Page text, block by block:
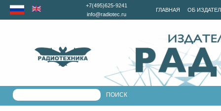
ГЛАВНАЯ ОБ
+7(495)625-9241
info@radiotec.ru